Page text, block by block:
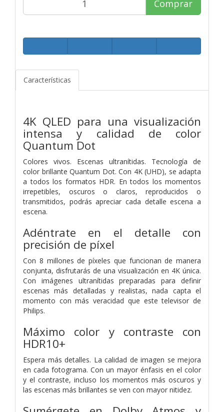
Comprar
Características
4K QLED para una visualización
intensa y calidad de color
Quantum Dot
Colores vivos. Escenas ultranítidas. Tecnología de
color brillante Quantum Dot. Con 4K (UHD), se adapta
a todos los formatos HDR. En todos los momentos
irrepetibles, oscuros o claros, reproducidos o
transmitidos, podrás apreciar cada detalle escena a
escena.
Adéntrate en el detalle con
precisión de píxel
Con 8 millones de píxeles que funcionan de manera
conjunta, disfrutarás de una visualización en 4K única.
Con imágenes ultranítidas preparadas para definir
escenas más detalladas y realistas, nada capta el
momento con más veracidad que este televisor de
Philips.
Máximo color y contraste con
HDR10+
Espera más detalles. La calidad de imagen se mejora
en cada fotograma. Con un mayor énfasis en el color
y el contraste, incluso los momentos más oscuros y
las escenas más brillantes se ven con mayor nitidez.